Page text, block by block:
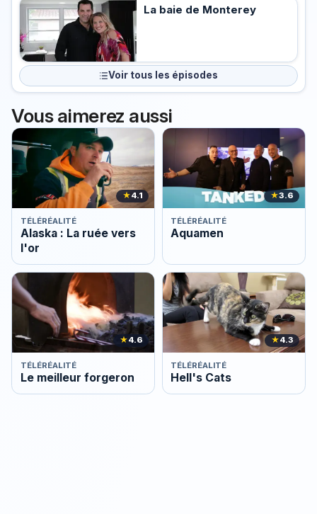
La baie de Monterey
Voir tous les épisodes
Vous aimerez aussi
★4.1
TÉLÉRÉALITÉ
Alaska : La ruée vers
l'or
★3.6
TÉLÉRÉALITÉ
Aquamen
★4.6
TÉLÉRÉALITÉ
Le meilleur forgeron
★4.3
TÉLÉRÉALITÉ
Hell's Cats